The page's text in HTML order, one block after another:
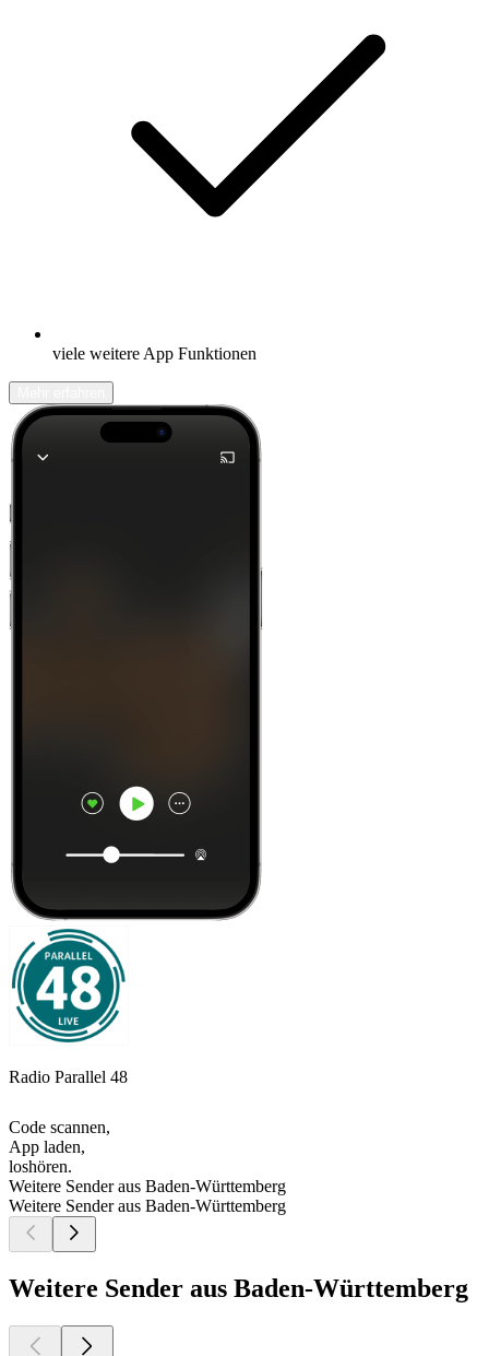
viele weitere App Funktionen
Radio Parallel 48
Code scannen,
App laden,
loshören.
Weitere Sender aus Baden-Württemberg
Weitere Sender aus Baden-Württemberg
Weitere Sender aus Baden-Württemberg